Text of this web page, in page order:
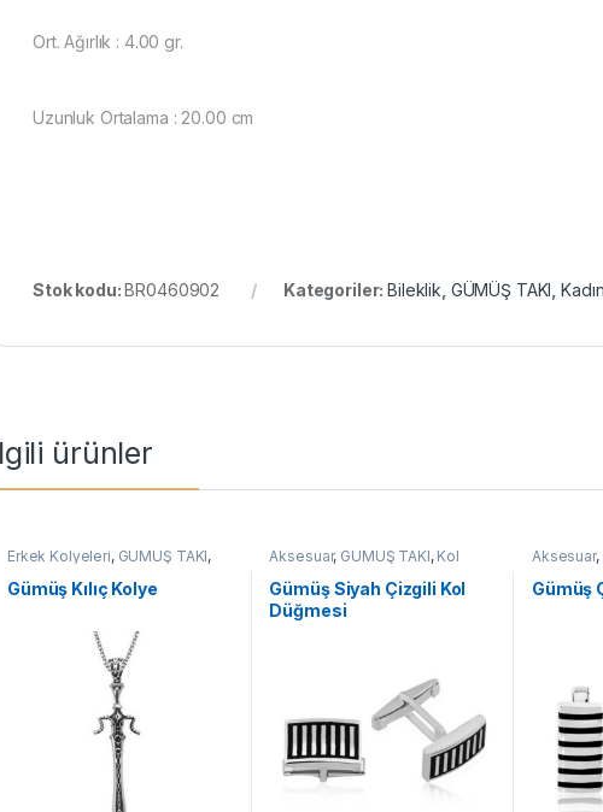
Ort. Ağırlık : 4.00 gr.
Uzunluk Ortalama : 20.00 cm
Stok kodu:BR0460902 Kategoriler:Bileklik GÜMÜŞ TAKI ,
ürünler
Erkek Kolyeleri, GÜMÜŞ TAKI,
Kılıç Kolyeler
Kolye
Gümüş Kılıç Kolye
Aksesuar, GÜMÜŞ TAKI, Kol
Düğmeleri
Gümüş Siyah Çizgili Kol
Düğmesi
Aksesuar,
Düğmeleri
Gümüş